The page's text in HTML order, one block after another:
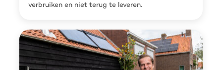
verbruiken en niet terug te leveren.